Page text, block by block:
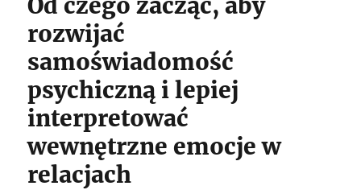
rozwijać
samoświadomość
psychiczną i lepiej
interpretować
wewnętrzne emocje w
relacjach